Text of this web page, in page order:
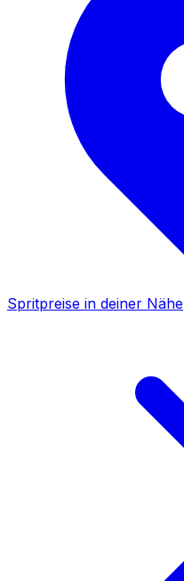
Spritpreise in deiner Nähe